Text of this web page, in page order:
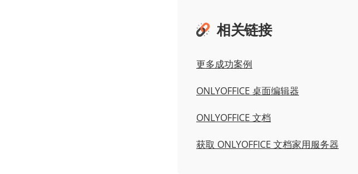
相关链接
更多成功案例
ONLYOFFICE 桌面编辑器
ONLYOFFICE 文档
获取 ONLYOFFICE 文档家用服务器